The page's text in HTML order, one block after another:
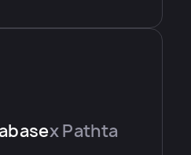
x Pathta